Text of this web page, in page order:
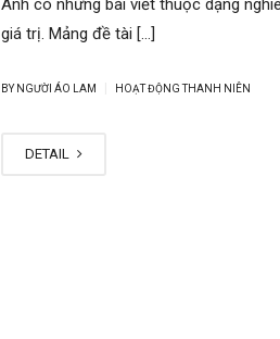
Anh có những bài viết thuộc dạng
giá trị. Mảng đề tài […]
BY NGƯỜI ÁO LAM HOẠT ĐỘNG THANH NIÊN
DETAIL